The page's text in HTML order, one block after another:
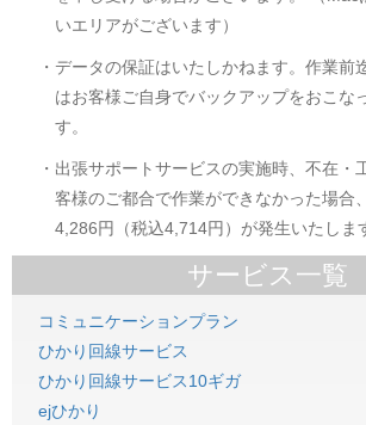
いエリアがございます）
・データの保証はいたしかねます。作業前
はお客様ご自身でバックアップをおこな
す。
・出張サポートサービスの実施時、不在・
客様のご都合で作業ができなかった場合
4,286円（税込4,714円）が発生いたしま
サービス一覧
コミュニケーションプラン
ひかり回線サービス
ひかり回線サービス10ギガ
ejひかり